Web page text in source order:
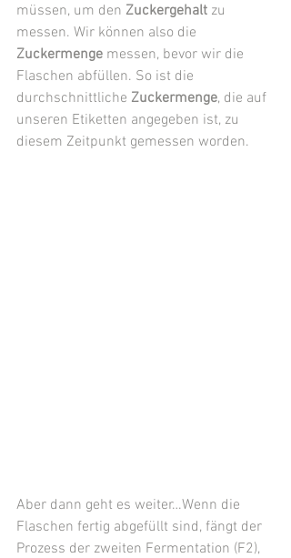
müssen, um den Zuckergehalt zu
messen. Wir können also die
Zuckermenge messen, bevor wir die
Flaschen abfüllen. So ist die
durchschnittliche Zuckermenge, die auf
unseren Etiketten angegeben ist, zu
diesem Zeitpunkt gemessen worden.
Aber dann geht es weiter…Wenn die
Flaschen fertig abgefüllt sind, fängt der
Prozess der zweiten Fermentation (F2),